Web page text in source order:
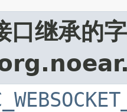
口继承的字